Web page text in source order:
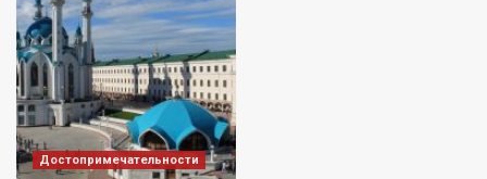
Достопримечательности